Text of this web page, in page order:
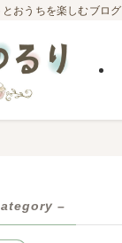
おうちを楽しむブログ
–